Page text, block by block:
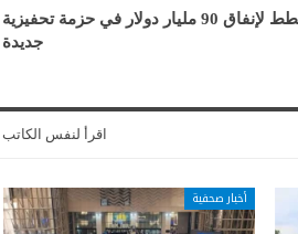
اليابان تخطط لإنفاق 90 مليار دولار في حزمة تحفيزية
جديدة
اقرأ لنفس الكاتب
أخبار صحفية